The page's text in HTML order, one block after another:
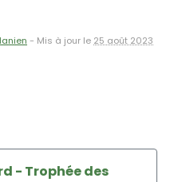
- Mis à jour le 25 août 2023
- Trophée des